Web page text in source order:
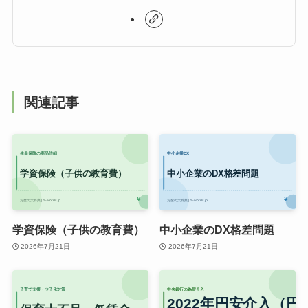
関連記事
学資保険（子供の教育費）
2026年7月21日
中小企業のDX格差問題
2026年7月21日